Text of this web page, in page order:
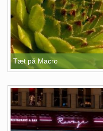
Tæt på Macro